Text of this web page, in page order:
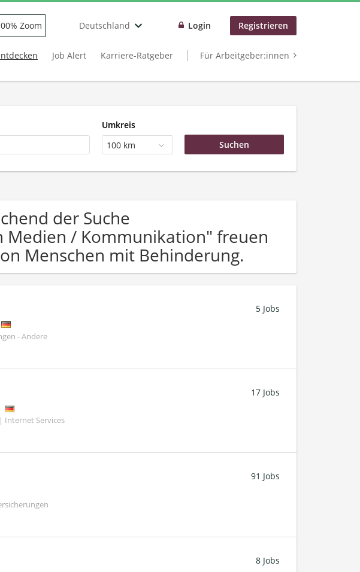
Zoom Deutschland Login Registrieren
Job Alert Karriere-Ratgeber Für Arbeitgeber:innen
Umkreis
100 km
der Suche
Medien / Kommunikation" freuen
Menschen mit Behinderung.
- Andere
5 Jobs
Internet Services
17 Jobs
91 Jobs
8 Jobs